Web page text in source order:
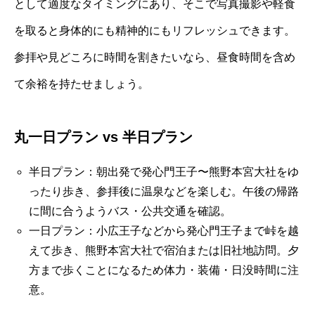
として適度なタイミングにあり、そこで写真撮影や軽食
を取ると身体的にも精神的にもリフレッシュできます。
参拝や見どころに時間を割きたいなら、昼食時間を含め
て余裕を持たせましょう。
丸一日プラン vs 半日プラン
半日プラン：朝出発で発心門王子〜熊野本宮大社をゆ
ったり歩き、参拝後に温泉などを楽しむ。午後の帰路
に間に合うようバス・公共交通を確認。
一日プラン：小広王子などから発心門王子まで峠を越
えて歩き、熊野本宮大社で宿泊または旧社地訪問。夕
方まで歩くことになるため体力・装備・日没時間に注
意。